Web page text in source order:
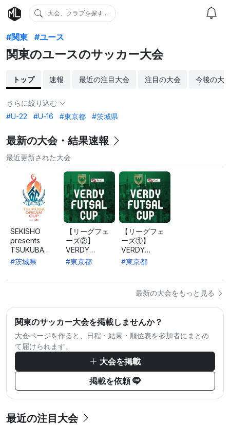
大会、クラブを探す...
#関東 #ユース
関東のユースのサッカー大会
トップ 速報 最近の注目大会 注目の大会 今後の大
さらに絞り込む
#U-22
#U-16 #東京都 #茨城県
最新の大会・結果速報
最近更新された大会
SEKISHO
presents
TSUKUBA
DREAM CUP
2026
#茨城県
【リーグフェ
ーズ②】
VERDY
FUTSAL CUP
supported by
#東京都
【リーグフェ
ーズ①】
VERDY
FUTSAL CUP
supported by
ーションズ
#東京都
最新の大会をもっと見る
関東のサッカー大会を掲載しませんか？
大会ページを作ると、日程・結果・順位表を参加者にまとめ
て届けられます。
大会を掲載
掲載を依頼
最近の注目大会